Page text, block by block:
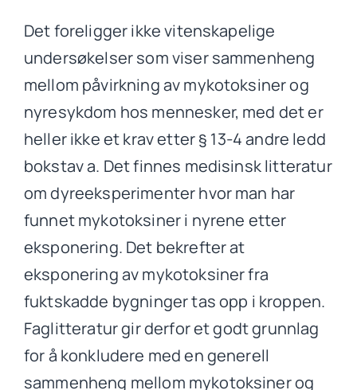
Det foreligger ikke vitenskapelige
undersøkelser som viser sammenheng
mellom påvirkning av mykotoksiner og
nyresykdom hos mennesker, med det er
heller ikke et krav etter § 13-4 andre ledd
bokstav a. Det finnes medisinsk litteratur
om dyreeksperimenter hvor man har
funnet mykotoksiner i nyrene etter
eksponering. Det bekrefter at
eksponering av mykotoksiner fra
fuktskadde bygninger tas opp i kroppen.
Faglitteratur gir derfor et godt grunnlag
for å konkludere med en generell
sammenheng mellom mykotoksiner og